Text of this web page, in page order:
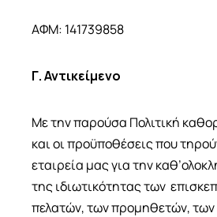
ΑΦΜ: 141739858
Γ. Αντικείμενο
Με την παρούσα Πολιτική
και οι προϋποθέσεις που
εταιρεία μας για την
της ιδιωτικότητας των
πελατών, των προμηθετών,